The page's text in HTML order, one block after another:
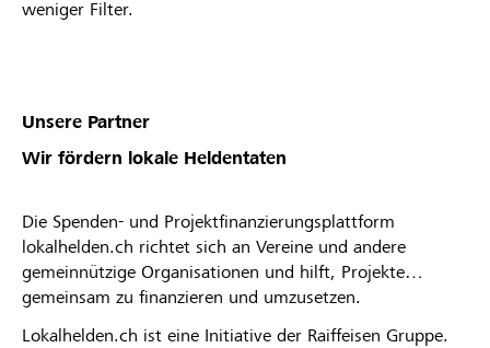
abgelehnt wurdest. * Die Raiffeisenbank Züri-
weniger Filter.
Unsere Partner
Wir fördern lokale Heldentaten
Die Spenden- und Projektfinanzierungsplattform
lokalhelden.ch richtet sich an Vereine und andere
gemeinnützige Organisationen und hilft, Projekte
gemeinsam zu finanzieren und umzusetzen.
Lokalhelden.ch ist eine Initiative der Raiffeisen Gruppe.